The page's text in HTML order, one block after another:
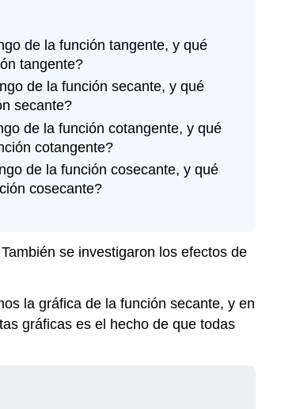
de la función tangente, y qué
tangente?
de la función secante, y qué
secante?
de la función cotangente, y qué
cotangente?
de la función cosecante, y qué
cosecante?
se investigaron los efectos de
la gráfica de la función secante, y en
gráficas es el hecho de que todas